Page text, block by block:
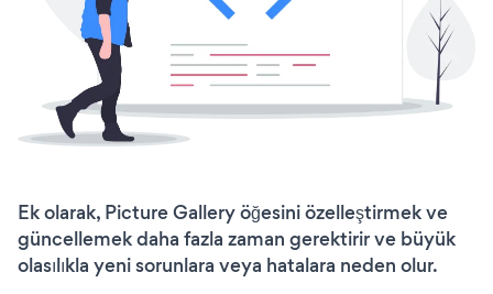
Ek olarak, Picture Gallery öğesini özelleştirmek ve
güncellemek daha fazla zaman gerektirir ve büyük
olasılıkla yeni sorunlara veya hatalara neden olur.